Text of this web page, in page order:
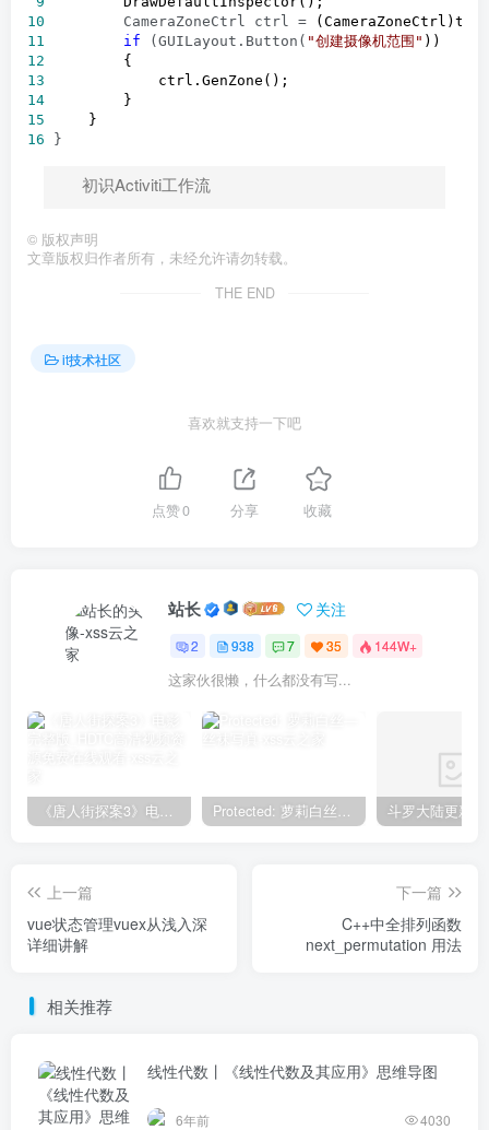
10
         CameraZoneCtrl ctrl =
11
if (GUILayout.Button( "创建摄像机范围 "
12
13
14
15
16 }
初识Activiti工作流
© 版权声明
文章版权归作者所有，未经允许请勿转载。
THE END
it技术社区
喜欢就支持一下吧
点赞0 分享 收藏
站长 关注
2 938 7 35 144W+
这家伙很懒，什么都没有写...
《唐人街探案3》电影完整版_HDTC高清视频资源免费在线观看 Protected: 萝莉白丝—丝袜写真
上一篇
vue状态管理vuex从浅入深
详细讲解
下一篇
C++中全排列函数
next_permutation 用法
相关推荐
线性代数丨《线性代数及其应用》思维导图
6年前 4030